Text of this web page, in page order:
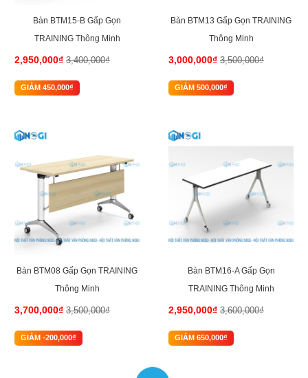
Bàn BTM15-B Gấp Gọn
TRAINING Thông Minh
2,950,000₫ 3,400,000₫
GIẢM 450,000₫
Bàn BTM13 Gấp Gọn TRAINING
Thông Minh
3,000,000₫ 3,500,000₫
GIẢM 500,000₫
6%
Bàn BTM08 Gấp Gọn TRAINING
Thông Minh
3,700,000₫ 3,500,000₫
GIẢM -200,000₫
-18%
Bàn BTM16-A Gấp Gọn
TRAINING Thông Minh
2,950,000₫ 3,600,000₫
GIẢM 650,000₫